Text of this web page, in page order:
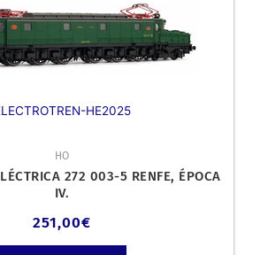
HE2025
HO
272 003-5 RENFE, ÉPOCA
IV.
251,00€